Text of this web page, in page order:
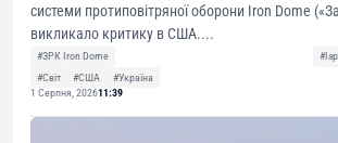
системи протиповітряної оборони Iron Dome
викликало критику в США....
#ЗРК Iron Dome
#Світ
#США
#Україна
1 Серпня, 202611:39